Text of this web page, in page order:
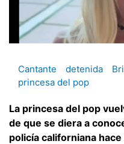
Cantante detenida
princesa del pop
La princesa del pop
de que se diera a
policía californiana